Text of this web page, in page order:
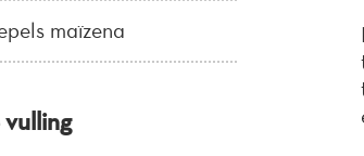
maïzena